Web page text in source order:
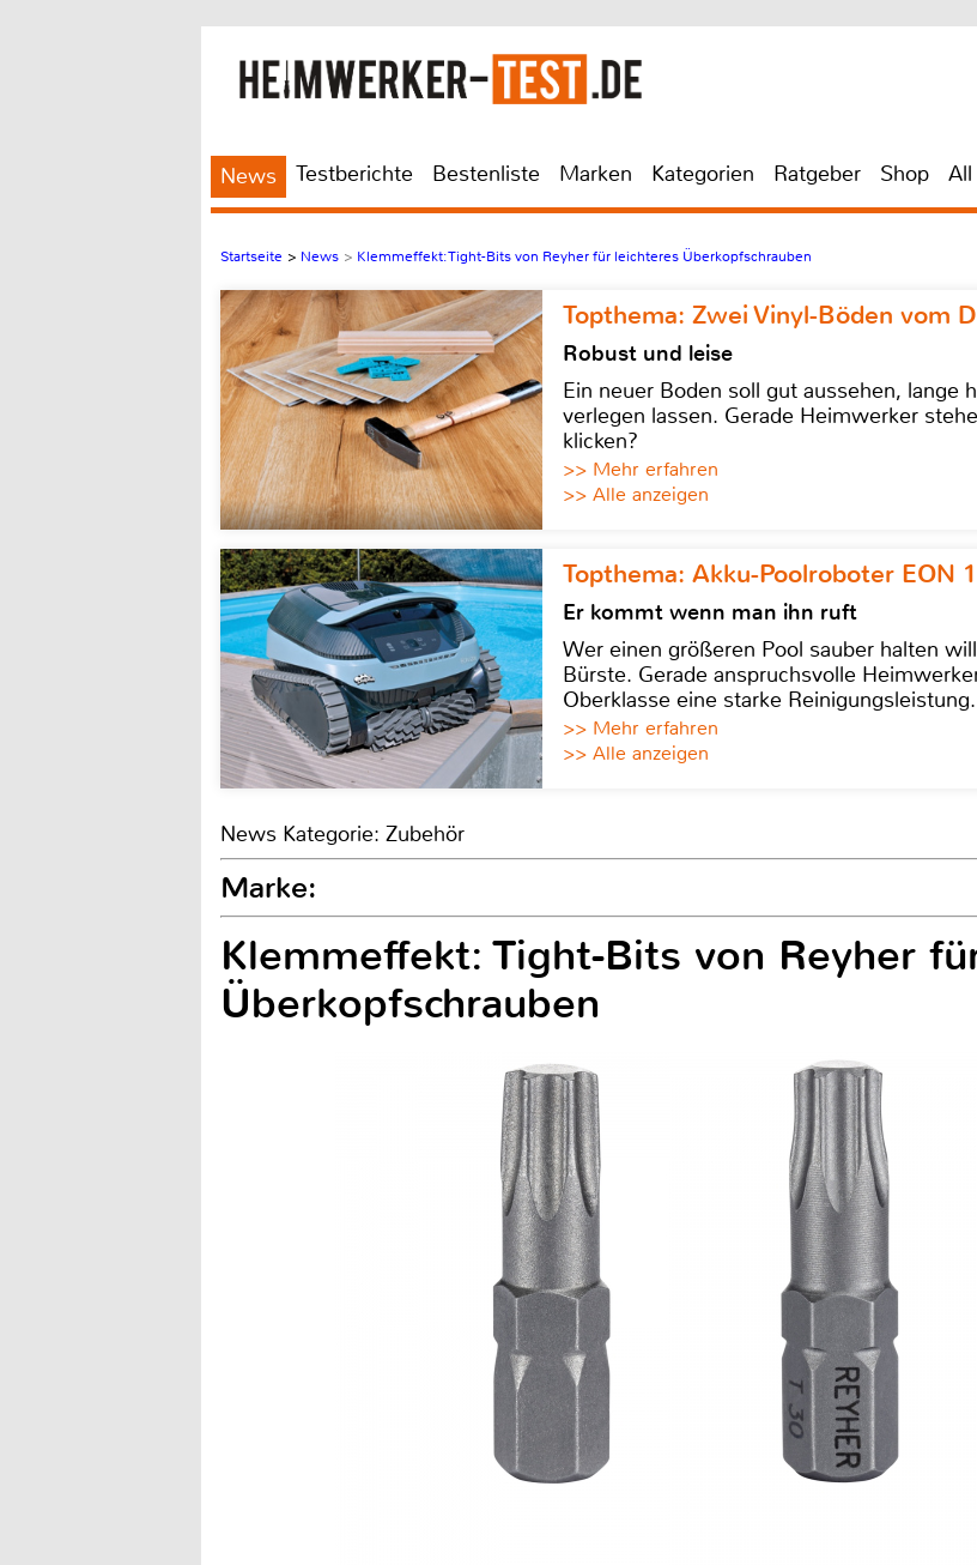
News Testberichte Bestenliste Marken Kategorien Ratgeber Shop All
Startseite > News > Klemmeffekt: Tight-Bits von Reyher für leichteres Überkopfschrauben
Topthema: Zwei Vinyl-Böden vom
Robust und leise
Ein neuer Boden soll gut aussehen, lange
verlegen lassen. Gerade Heimwerker
klicken?
>> Mehr erfahren
>> Alle anzeigen
Topthema: Akku-Poolroboter EON
Er kommt wenn man ihn ruft
Wer einen größeren Pool sauber halten
Bürste. Gerade anspruchsvolle
Oberklasse eine starke Reinigungsleistung.
>> Mehr erfahren
>> Alle anzeigen
News Kategorie: Zubehör
Marke:
Klemmeffekt: Tight-Bits von Reyher
Überkopfschrauben